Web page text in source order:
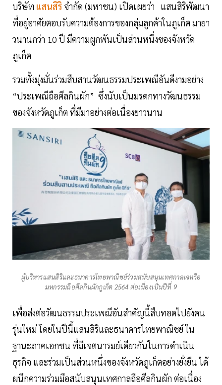
บริษัท แสนสิริ จำกัด (มหาชน) เปิดเผยว่า แสนสิริพัฒนา
ที่อยู่อาศัยตอบรับความต้องการของกลุ่มลูกค้าในภูเก็ต มายา
วนานกว่า 10 ปี มีความผูกพันเป็นส่วนหนึ่งของจังหวัด
ภูเก็ต
รวมทั้งมุ่งมั่นร่วมสืบสานวัฒนธรรมประเพณีอันดีงามอย่าง
“ประเพณีถือศีลกินผัก” ซึ่งนับเป็นมรดกทางวัฒนธรรม
ของจังหวัดภูเก็ต ที่มีมาอย่างต่อเนื่องยาวนาน
ผู้บริหารแสนสิริและธนาคารไทยพาณิชย์ร่วมสนับสนุนเทศกาลเจหรือ
มหกรรมถือศีลกินผักภูเก็ต 2564 ต่อเนื่องเป็นปีที่ 9
เพื่อส่งต่อวัฒนธรรมประเพณีอันสำคัญนี้สืบทอดไปยังคน
รุ่นใหม่ โดยในปีนี้แสนสิริและธนาคารไทยพาณิชย์ ใน
ฐานะภาคเอกชน ที่มีเจตนารมย์เดียวกันในการดำเนิน
ธุรกิจ และร่วมเป็นส่วนหนึ่งของจังหวัดภูเก็ตอย่างยั่งยืน ได้
ผนึกความร่วมมือสนับสนุนเทศกาลถือศีลกินผัก ต่อเนื่อง